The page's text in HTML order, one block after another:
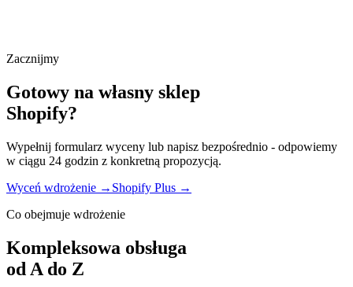
Zacznijmy
Gotowy na własny sklep
Shopify?
Wypełnij formularz wyceny lub napisz bezpośrednio - odpowiemy
w ciągu 24 godzin z konkretną propozycją.
Wyceń wdrożenie → Shopify Plus →
Co obejmuje wdrożenie
Kompleksowa obsługa
od A do Z